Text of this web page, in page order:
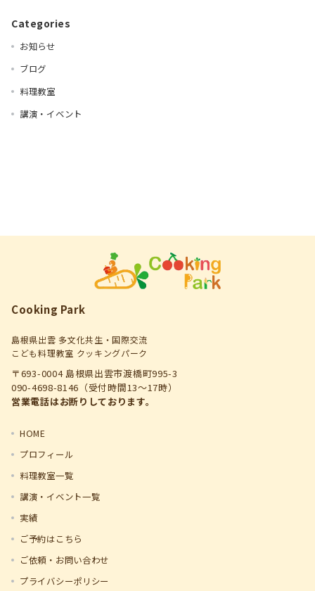
Categories
お知らせ
ブログ
料理教室
講演・イベント
Cooking Park
島根県出雲 多文化共生・国際交流
こども料理教室 クッキングパーク
〒693-0004 島根県出雲市渡橋町995-3
090-4698-8146（受付時間13～17時）
営業電話はお断りしております。
HOME
プロフィール
料理教室一覧
講演・イベント一覧
実績
ご予約はこちら
ご依頼・お問い合わせ
プライバシーポリシー